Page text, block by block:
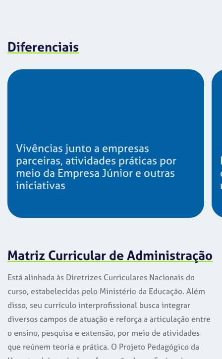
Diferenciais
Vivências junto a empresas
parceiras, atividades práticas por
meio da Empresa Júnior e outras
iniciativas
Matriz Curricular de Administração
Está alinhada às Diretrizes Curriculares Nacionais do
curso, estabelecidas pelo Ministério da Educação. Além
disso, seu currículo interprofissional busca integrar
diversos campos de atuação e reforça a articulação entre
o ensino, pesquisa e extensão, por meio de atividades
que reúnem teoria e prática. O Projeto Pedagógico da